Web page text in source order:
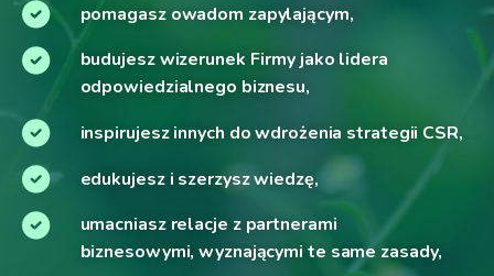
pomagasz owadom zapylającym,
budujesz wizerunek Firmy jako lidera
odpowiedzialnego biznesu,
inspirujesz innych do wdrożenia strategii CSR,
edukujesz i szerzysz wiedzę,
umacniasz relacje z partnerami
biznesowymi, wyznającymi te same zasady,